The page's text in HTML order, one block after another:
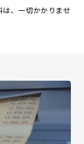
、一切かかりませ